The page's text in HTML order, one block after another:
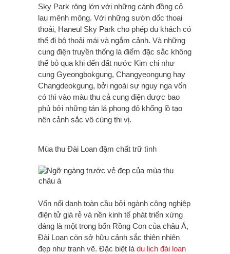
Sky Park rộng lớn với những cánh đồng cỏ
lau mênh mông. Với những sườn dốc thoai
thoải, Haneul Sky Park cho phép du khách có
thể đi bộ thoải mái và ngắm cảnh. Và những
cung điện truyền thống là điểm đặc sắc không
thể bỏ qua khi đến đất nước Kim chi như
cung Gyeongbokgung, Changyeongung hay
Changdeokgung, bởi ngoài sự nguy nga vốn
có thì vào màu thu cả cung điện được bao
phủ bởi những tán lá phong đỏ khổng lồ tạo
nên cảnh sắc vô cùng thi vị.
Mùa thu Đài Loan đậm chất trữ tình
Vốn nổi danh toàn cầu bởi ngành công nghiệp
điện tử giá rẻ và nền kinh tế phát triển xứng
đáng là một trong bốn Rồng Con của châu Á,
Đài Loan còn sở hữu cảnh sắc thiên nhiên
đẹp như tranh vẽ. Đặc biệt là du lịch đài loan